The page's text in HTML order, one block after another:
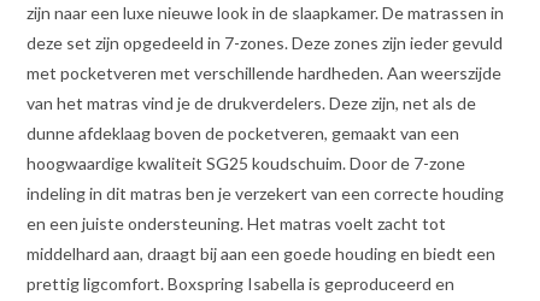
zijn naar een luxe nieuwe look in de slaapkamer. De matrassen in
deze set zijn opgedeeld in 7-zones. Deze zones zijn ieder gevuld
met pocketveren met verschillende hardheden. Aan weerszijde
van het matras vind je de drukverdelers. Deze zijn, net als de
dunne afdeklaag boven de pocketveren, gemaakt van een
hoogwaardige kwaliteit SG25 koudschuim. Door de 7-zone
indeling in dit matras ben je verzekert van een correcte houding
en een juiste ondersteuning. Het matras voelt zacht tot
middelhard aan, draagt bij aan een goede houding en biedt een
prettig ligcomfort. Boxspring Isabella is geproduceerd en